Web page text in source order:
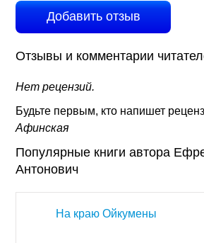
Добавить отзыв
Отзывы и комментарии
Нет рецензий.
Будьте первым, кто напишет
Афинская
Популярные книги автора
Антонович
На краю Ойкумены